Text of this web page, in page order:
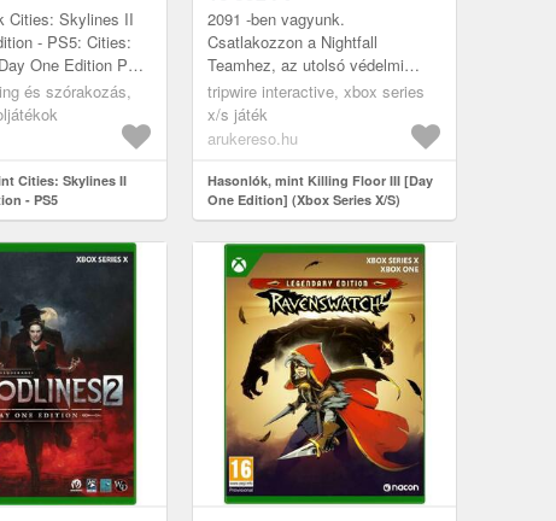
Cities: Skylines II
- PS5: Cities:
One Edition PS5
egy egész
Skylin...
és szórakozás,
Cities: Skylines II
- PS5
2091 -ben vagyunk.
Csatlakozzon a Nightfall
Teamhez, az utolsó védelmi
vonalhoz a Megacorp Horzine
szörnyű Zeds embertelen
hadserege ellen. A jövő ...
tripwire interactive, xbox series
x/s játék
arukereso.hu
Hasonlók, mint Killing Floor III [Day
One Edition] (Xbox Series X/S)